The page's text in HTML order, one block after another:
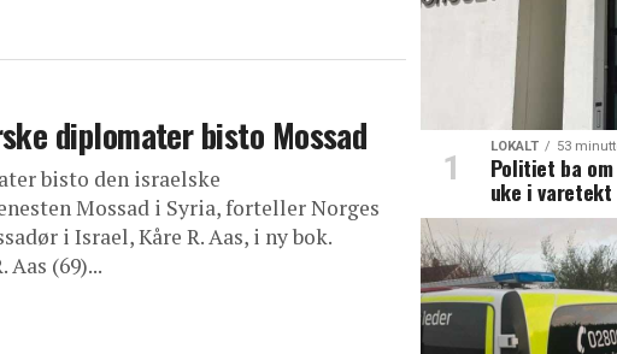
diplomater bisto Mossad
bisto den israelske
Mossad i Syria, forteller Norges
i Israel, Kåre R. Aas, i ny bok.
(69)...
LOKALT 53
Politiet ba
uke i varetekt